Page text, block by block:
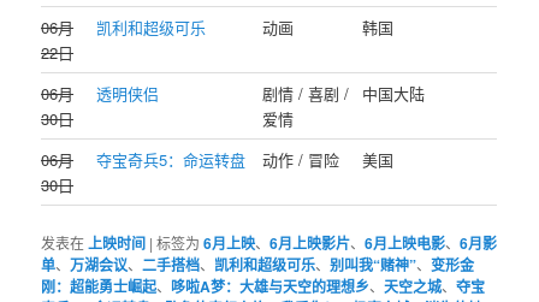
06月
22日
凯利和超级可乐 动画 韩国
06月
30日
透明侠侣
剧情 / 喜剧 /
爱情
中国大陆
06月
30日
夺宝奇兵5：命运转盘 动作 / 冒险 美国
发表在上映时间 |标签为 6月上映、6月上映影片、6月上映电影、6月影
单、万湖会议、二手搭档、 凯利和超级可乐、别叫我“赌神”、变形金
刚：超能勇士崛起、 哆啦A梦：大雄与天空的理想乡、天空之城、夺宝